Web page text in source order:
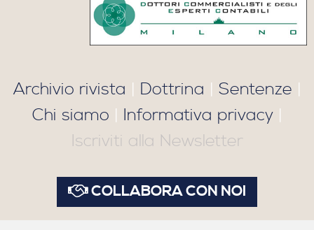
Archivio rivista | Dottrina | Sentenze |
Chi siamo | Informativa privacy|
Iscriviti alla Newsletter
COLLABORA CON NOI